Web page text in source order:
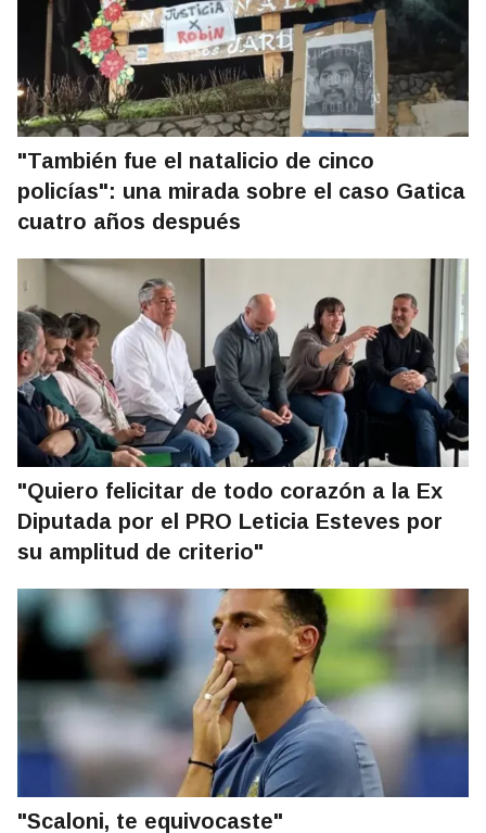
"También fue el natalicio de cinco
policías": una mirada sobre el caso Gatica
cuatro años después
"Quiero felicitar de todo corazón a la Ex
Diputada por el PRO Leticia Esteves por
su amplitud de criterio"
"Scaloni, te equivocaste"